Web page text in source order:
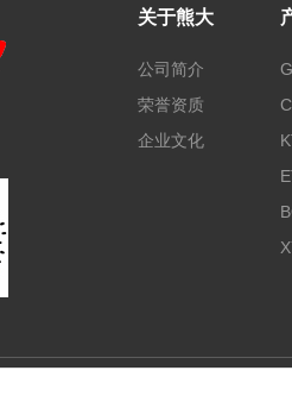
关于熊大
公司简介
荣誉资质
企业文化